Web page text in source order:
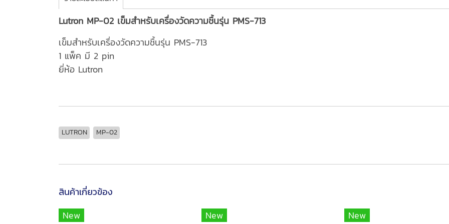
Lutron MP-02 เข็มสำหรับเครื่องวัดความชื้นรุ่น PMS-713
เข็มสำหรับเครื่องวัดความชื้นรุ่น PMS-713
1 แพ็ค มี 2 pin
ยี่ห้อ Lutron
LUTRON MP-02
สินค้าเกี่ยวข้อง
New
New New